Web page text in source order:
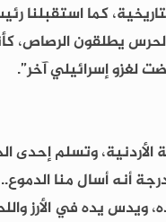
كما استقبلنا
يطلقون الرصاص،
لغزو إسرائيلي آخر”.
١٩٦٧ فيما بعد بسلام إلى المملكة
أنه أسال منا
ويدس يده في الأرز